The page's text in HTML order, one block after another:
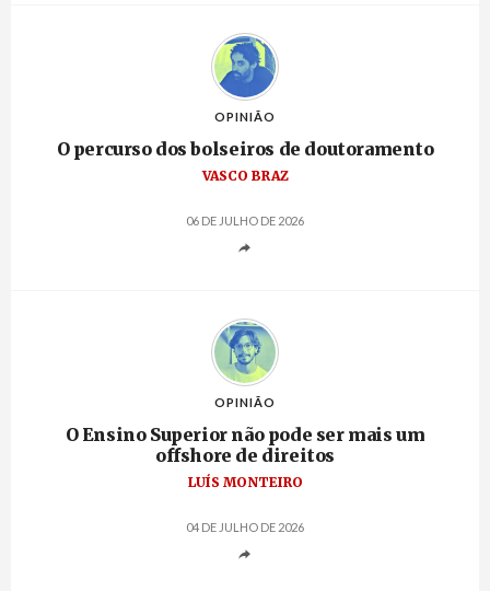
OPINIÃO
O percurso dos bolseiros de doutoramento
VASCO BRAZ
06 DE JULHO DE 2026
OPINIÃO
O Ensino Superior não pode ser mais um
offshore de direitos
LUÍS MONTEIRO
04 DE JULHO DE 2026